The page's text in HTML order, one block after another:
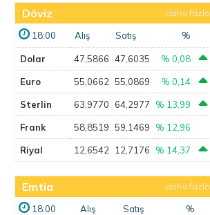
Döviz daha fazla
18:00 Alış Satış %
Dolar 47,5866 47,6035 % 0,08
Euro 55,0662 55,0869 % 0,14
Sterlin 63,9770 64,2977 % 13,99
Frank 58,8519 59,1469 % 12,96
Riyal 12,6542 12,7176 % 14,37
Emtia daha fazla
18:00 Alış Satış %